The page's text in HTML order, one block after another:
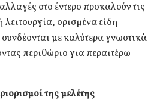
στο έντερο προκαλούν τις
ορισμένα είδη
με καλύτερα γνωστικά
περιθώριο για περαιτέρω
της μελέτης